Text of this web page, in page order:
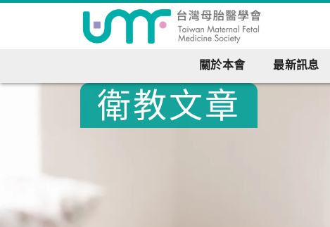
關於本會 最新訊息
衛教文章